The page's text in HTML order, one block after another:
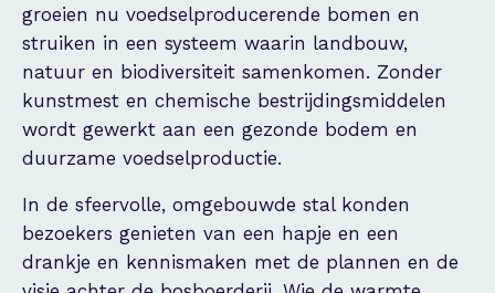
groeien nu voedselproducerende bomen en
struiken in een systeem waarin landbouw,
natuur en biodiversiteit samenkomen. Zonder
kunstmest en chemische bestrijdingsmiddelen
wordt gewerkt aan een gezonde bodem en
duurzame voedselproductie.
In de sfeervolle, omgebouwde stal konden
bezoekers genieten van een hapje en een
drankje en kennismaken met de plannen en de